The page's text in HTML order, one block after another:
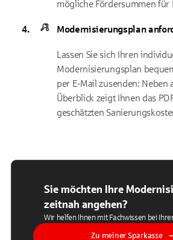
mögliche Fördersummen für
Modernisierungsplan
Lassen Sie sich Ihren
Modernisierungsplan
per E-Mail zusenden: Neben
Überblick zeigt Ihnen das
geschätzten
Sie möchten Ihre
zeitnah angehen?
Wir helfen Ihnen mit Fachwissen bei
Zu meiner Sparkasse